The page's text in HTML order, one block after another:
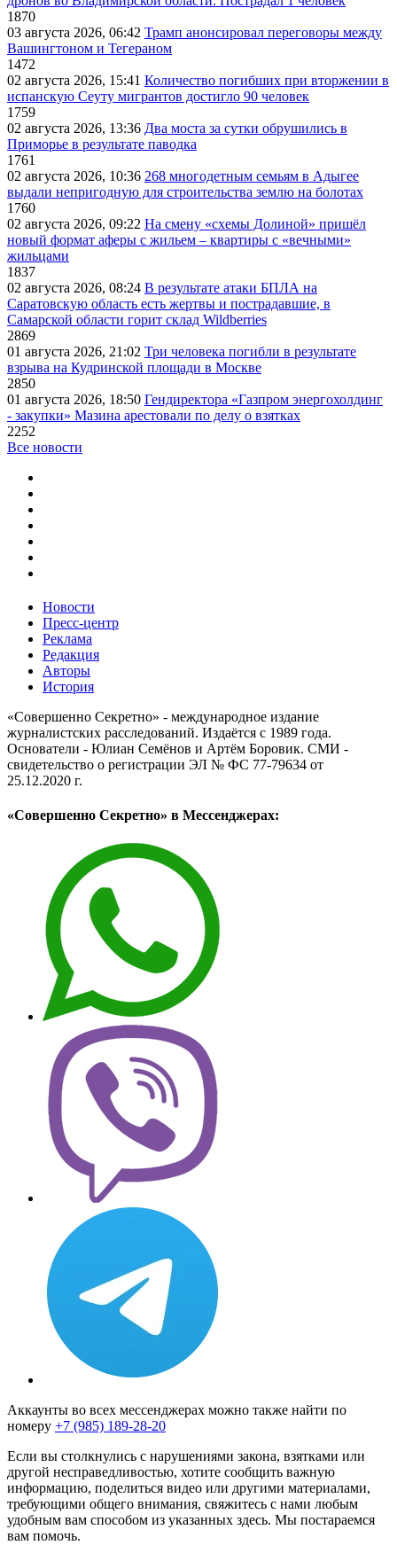
1870
03 августа 2026, 06:42 Трамп анонсировал переговоры между
Вашингтоном и Тегераном
1472
02 августа 2026, 15:41 Количество погибших при вторжении в
испанскую Сеуту мигрантов достигло 90 человек
1759
02 августа 2026, 13:36 Два моста за сутки обрушились в
Приморье в результате паводка
1761
02 августа 2026, 10:36 268 многодетным семьям в Адыгее
выдали непригодную для строительства землю на болотах
1760
02 августа 2026, 09:22 На смену «схемы Долиной» пришёл
новый формат аферы с жильем – квартиры с «вечными»
жильцами
1837
02 августа 2026, 08:24 В результате атаки БПЛА на
Саратовскую область есть жертвы и пострадавшие, в
Самарской области горит склад Wildberries
2869
01 августа 2026, 21:02 Три человека погибли в результате
взрыва на Кудринской площади в Москве
2850
01 августа 2026, 18:50 Гендиректора «Газпром энергохолдинг
- закупки» Мазина арестовали по делу о взятках
2252
Все новости
Новости
Пресс-центр
Реклама
Редакция
Авторы
История
«Совершенно Секретно» - международное издание
журналистских расследований. Издаётся с 1989 года.
Основатели - Юлиан Семёнов и Артём Боровик. CМИ -
свидетельство о регистрации ЭЛ № ФС 77-79634 от
25.12.2020 г.
«Совершенно Секретно» в Мессенджерах:
Аккаунты во всех мессенджерах можно также найти по
номеру +7 (985) 189-28-20
Если вы столкнулись с нарушениями закона, взятками или
другой несправедливостью, хотите сообщить важную
информацию, поделиться видео или другими материалами,
требующими общего внимания, свяжитесь с нами любым
удобным вам способом из указанных здесь. Мы постараемся
вам помочь.